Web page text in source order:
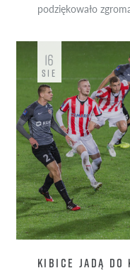
podziękowało
KIBICE JADĄ DO
16
SIE